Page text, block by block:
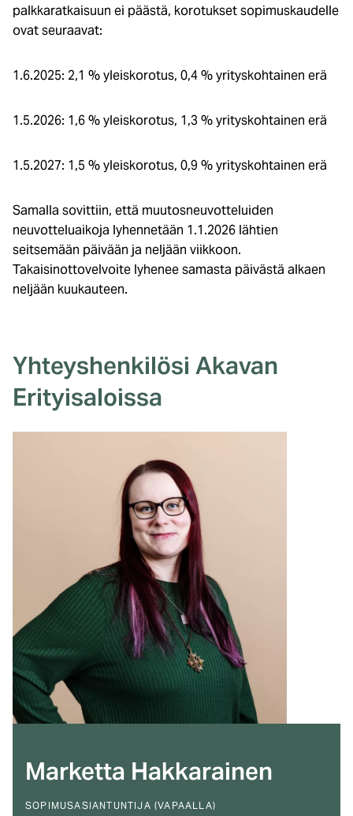
palkkaratkaisuun ei päästä, korotukset sopimuskaudelle
ovat seuraavat:
1.6.2025: 2,1 % yleiskorotus, 0,4 % yrityskohtainen erä
1.5.2026: 1,6 % yleiskorotus, 1,3 % yrityskohtainen erä
1.5.2027: 1,5 % yleiskorotus, 0,9 % yrityskohtainen erä
Samalla sovittiin, että muutosneuvotteluiden
neuvotteluaikoja lyhennetään 1.1.2026 lähtien
seitsemään päivään ja neljään viikkoon.
Takaisinottovelvoite lyhenee samasta päivästä alkaen
neljään kuukauteen.
Yhteyshenkilösi Akavan
Erityisaloissa
Marketta Hakkarainen
SOPIMUSASIANTUNTIJA (VAPAALLA)